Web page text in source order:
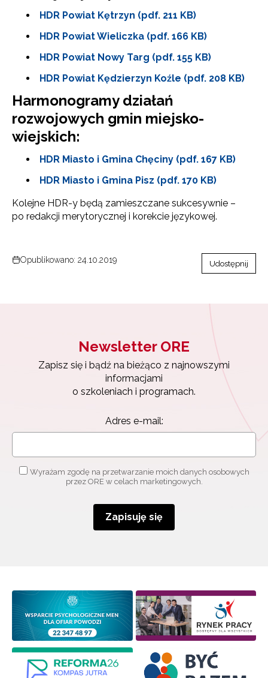
HDR Powiat Kętrzyn (pdf. 211 KB)
HDR Powiat Wieliczka (pdf. 166 KB)
HDR Powiat Nowy Targ (pdf. 155 KB)
HDR Powiat Kędzierzyn Koźle (pdf. 208 KB)
Harmonogramy działań
rozwojowych gmin miejsko-
wiejskich:
HDR Miasto i Gmina Chęciny (pdf. 167 KB)
HDR Miasto i Gmina Pisz (pdf. 170 KB)
Kolejne HDR-y będą zamieszczane sukcesywnie –
po redakcji merytorycznej i korekcie językowej.
Opublikowano: 24.10.2019 Udostępnij
Newsletter ORE
Zapisz się i bądź na bieżąco z najnowszymi
informacjami
o szkoleniach i programach.
Adres e-mail:
Wyrażam zgodę na przetwarzanie moich danych osobowych
przez ORE w celach marketingowych.
Zapisuję się
Wyrażam zgodę na przetwarzanie moich danych
osobowych przez ORE w celach marketingowych.
Zapisuję się